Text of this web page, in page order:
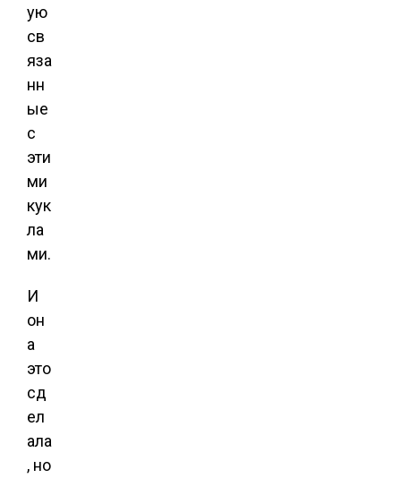
ую
св
яза
нн
ые
с
эти
ми
кук
ла
ми.
И
он
а
это
сд
ел
ала
, но